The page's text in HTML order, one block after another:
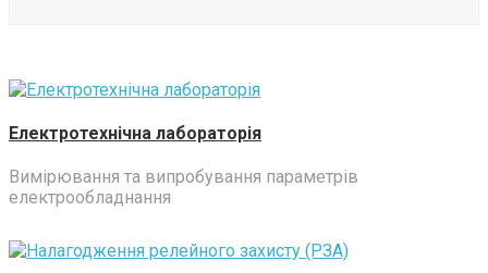
Електротехнічна лабораторія
Вимірювання та випробування параметрів
електрообладнання